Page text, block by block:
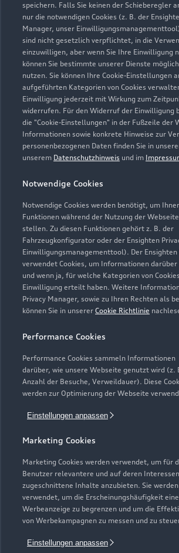
speichern. Falls Sie keinen der Schieberegler
nur die notwendigen Cookies (z. B. der
Manager, unser
sind nicht gesetzlich verpflichtet, in die
einzuwilligen, aber wenn Sie Ihre Einwilligung
können Sie bestimmte unserer Dienste
nutzen. Sie können Ihre Cookie-Einstellungen
aufgeführten Kategorien von Cookies
Einwilligung jederzeit mit Wirkung zum
widerrufen. Für den Widerruf der Einwilligung
die "Cookie-Einstellungen" in der Fußzeile der
Informationen sowie konkrete Hinweise zur
personenbezogenen Daten finden Sie in
unserem Datenschutzhinweis und im
Notwendige Cookies
Notwendige Cookies werden benötigt, um
Funktionen während der Nutzung der
stellen. Zu diesen Funktionen gehört z. B. der
Fahrzeugkonfigurator oder der Ensighten
Einwilligungsmanagementtool). Der Ensighten
verwendet Cookies, um Informationen darüber
und wenn ja, für welche Kategorien von
Einwilligung erteilt haben. Weitere
Privacy Manager, sowie zu Ihren Rechten als
können Sie in unserer Cookie Richtlinie
Performance Cookies
Performance Cookies sammeln Informationen
darüber, wie unsere Webseite genutzt wird (z.
Anzahl der Besuche, Verweildauer). Diese
werden zur Optimierung der Webseite
Einstellungen anpassen
Marketing Cookies
Marketing Cookies werden verwendet, um für
Benutzer relevantere und auf deren Interessen
zugeschnittene Inhalte anzubieten. Sie
verwendet, um die Erscheinungshäufigkeit
Werbeanzeige zu begrenzen und um die
von Werbekampagnen zu messen und zu
Einstellungen anpassen
Zur Teamübersicht
Serviceberater kontaktieren
Servicetermin vereinbaren
Autohaus
GmbH
Servicepartner e-tron
Bahnhofstraße 16
15848 Beeskow
03366 4200